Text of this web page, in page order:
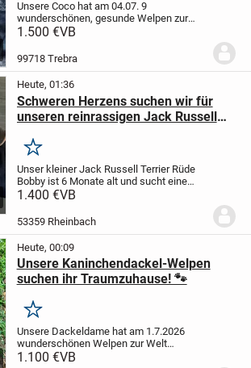
Unsere Coco hat am 04.07. 9
wunderschönen, gesunde Welpen zur
Welt gebracht. Es sind 5 Hündinnen 3 x
Rüden. Coco ist ein Goldator 75%
1.500 €VB
99718 Trebra
Heute, 01:36
Schweren Herzens suchen wir für
unseren reinrassigen Jack Russell
Merken
Unser kleiner Jack Russell Terrier Rüde
Bobby ist 6 Monate alt und sucht eine
liebevolle Familie, die ihm ein schönes
mit seiner Mutter und seiner Schwester...
1.400 €VB
53359 Rheinbach
Heute, 00:09
Unsere Kaninchendackel-Welpen
suchen ihr Traumzuhause! 🐾
Merken
Unsere Dackeldame hat am 1.7.2026
wunderschönen Welpen zur Welt
gebracht. Es sind 3 Mädchen und drei
1.100 €VB